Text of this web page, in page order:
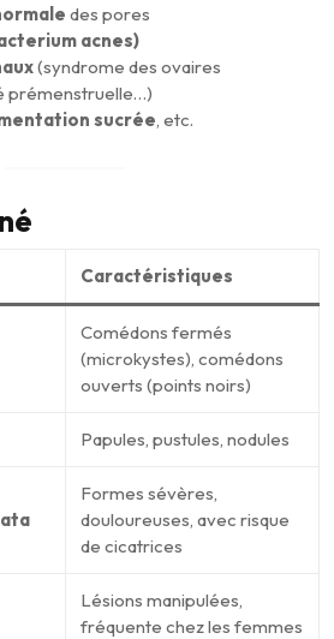
des pores
acnes)
(syndrome des ovaires
prémenstruelle…)
sucrée , etc.
Caractéristiques
Comédons fermés
(microkystes), comédons
ouverts (points noirs)
Papules, pustules, nodules
Formes sévères,
douloureuses, avec risque
de cicatrices
Lésions manipulées,
fréquente chez les femmes